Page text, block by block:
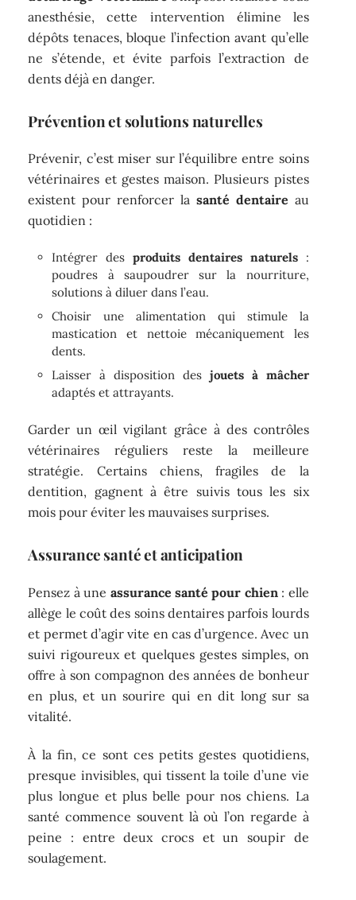
anesthésie, cette intervention élimine les
dépôts tenaces, bloque l’infection avant qu’elle
ne s’étende, et évite parfois l’extraction de
dents déjà en danger.
Prévention et solutions naturelles
Prévenir, c’est miser sur l’équilibre entre soins
vétérinaires et gestes maison. Plusieurs pistes
existent pour renforcer la santé dentaire au
quotidien :
Intégrer desproduits dentaires naturels:
poudres à saupoudrer sur la nourriture,
solutions à diluer dans l’eau.
Choisir une alimentation qui stimule la
mastication et nettoie mécaniquement les
dents.
Laisser à disposition des jouets à mâcher
adaptés et attrayants.
Garder un œil vigilant grâce à des contrôles
vétérinaires réguliers reste la meilleure
stratégie. Certains chiens, fragiles de la
dentition, gagnent à être suivis tous les six
mois pour éviter les mauvaises surprises.
Assurance santé et anticipation
Pensez à une assurance santé pour chien: elle
allège le coût des soins dentaires parfois lourds
et permet d’agir vite en cas d’urgence. Avec un
suivi rigoureux et quelques gestes simples, on
offre à son compagnon des années de bonheur
en plus, et un sourire qui en dit long sur sa
vitalité.
À la fin, ce sont ces petits gestes quotidiens,
presque invisibles, qui tissent la toile d’une vie
plus longue et plus belle pour nos chiens. La
santé commence souvent là où l’on regarde à
peine : entre deux crocs et un soupir de
soulagement.